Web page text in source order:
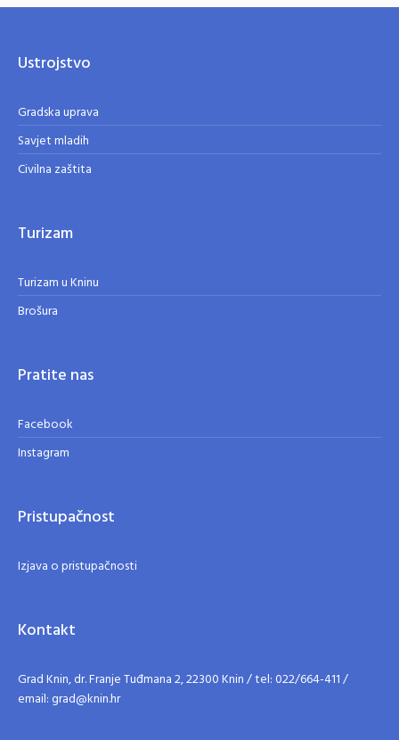
Ustrojstvo
Gradska uprava
Savjet mladih
Civilna zaštita
Turizam
Turizam u Kninu
Brošura
Pratite nas
Facebook
Instagram
Pristupačnost
Izjava o pristupačnosti
Kontakt
Grad Knin, dr. Franje Tuđmana 2, 22300 Knin / tel: 022/664-411 /
email: grad@knin.hr